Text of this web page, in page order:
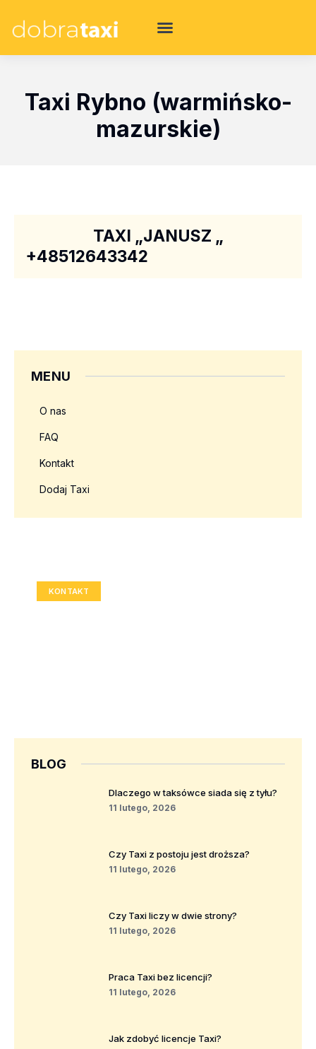
Taxi Rybno (warmińsko-
mazurskie)
TAXI „JANUSZ „
+48512643342
MENU
O nas
FAQ
Kontakt
Dodaj Taxi
KONTAKT
BLOG
Dlaczego w taksówce siada się z tyłu?
11 lutego, 2026
Czy Taxi z postoju jest droższa?
11 lutego, 2026
Czy Taxi liczy w dwie strony?
11 lutego, 2026
Praca Taxi bez licencji?
11 lutego, 2026
Jak zdobyć licencje Taxi?